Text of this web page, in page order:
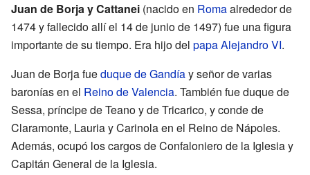
Juan de Borja y Cattanei (nacido en Romaalrededor de
1474 y fallecido allí el 14 de junio de 1497) fue una figura
importante de su tiempo. Era hijo del papaAlejandro VI.
Juan de Borja fueduque de Gandíay señor de varias
baronías en el Reino de Valencia. También fue duque de
Sessa, príncipe de Teano y de Tricarico, y conde de
Claramonte, Lauria y Carinola en el Reino de Nápoles.
Además, ocupó los cargos de Confaloniero de la Iglesia y
Capitán General de la Iglesia.